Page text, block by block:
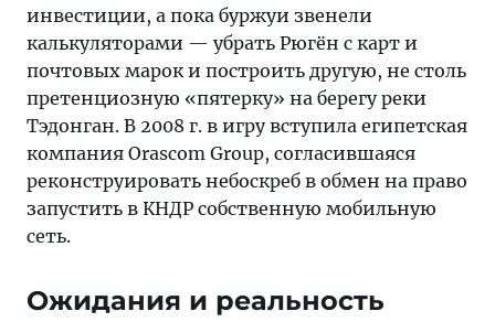
инвестиции, а пока буржуи звенели
калькуляторами — убрать Рюгён с карт и
почтовых марок и построить другую, не столь
претенциозную «пятерку» на берегу реки
Тэдонган. В 2008 г. в игру вступила египетская
компания Orascom Group, согласившаяся
реконструировать небоскреб в обмен на право
запустить в КНДР собственную мобильную
сеть.
Ожидания и реальность